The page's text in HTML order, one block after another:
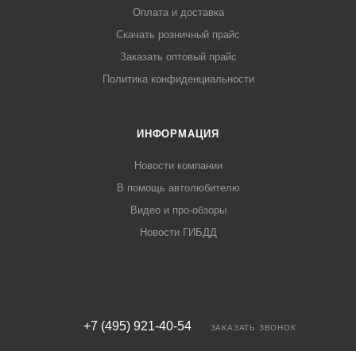
Оплата и доставка
Скачать розничный прайс
Заказать оптовый прайс
Политика конфиденциальности
ИНФОРМАЦИЯ
Новости компании
В помощь автолюбителю
Видео и про-обзоры
Новости ГИБДД
+7 (495) 921-40-54 ЗАКАЗАТЬ ЗВОНОК